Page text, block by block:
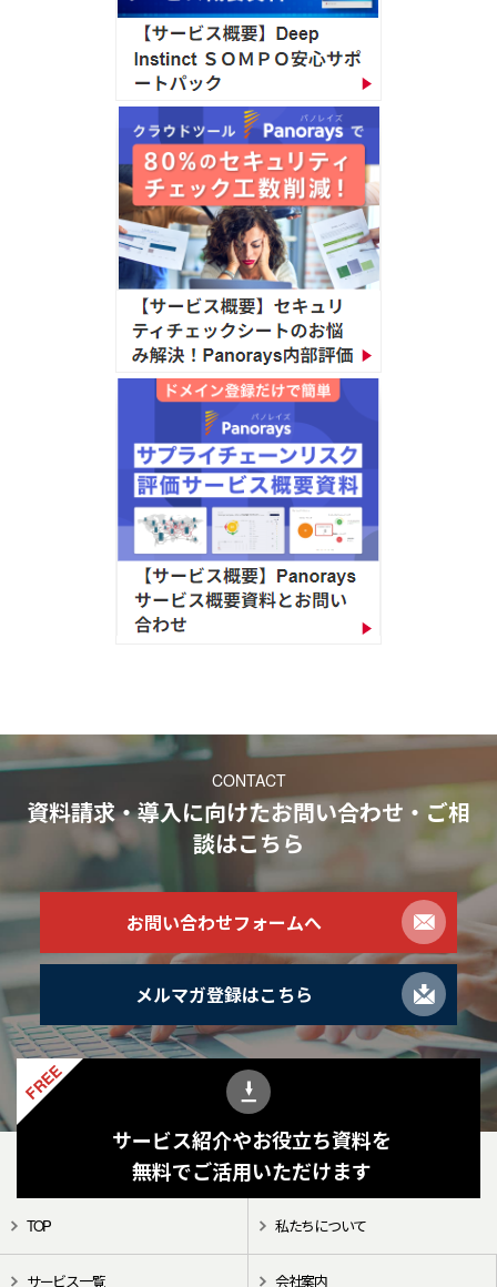
CONTACT
資料請求・導入に向けたお問い合わせ・ご相
談はこちら
お問い合わせフォームへ
メルマガ登録はこちら
FREE
サービス紹介やお役立ち資料を
無料でご活用いただけます
TOP 私たちについて
サービス一覧 会社案内